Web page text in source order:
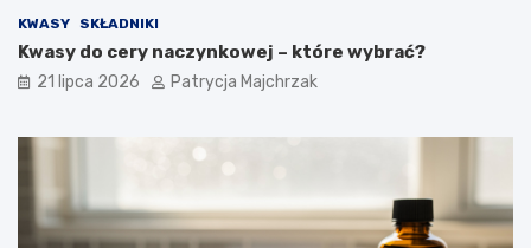
KWASY SKŁADNIKI
Kwasy do cery naczynkowej – które wybrać?
21 lipca 2026 Patrycja Majchrzak